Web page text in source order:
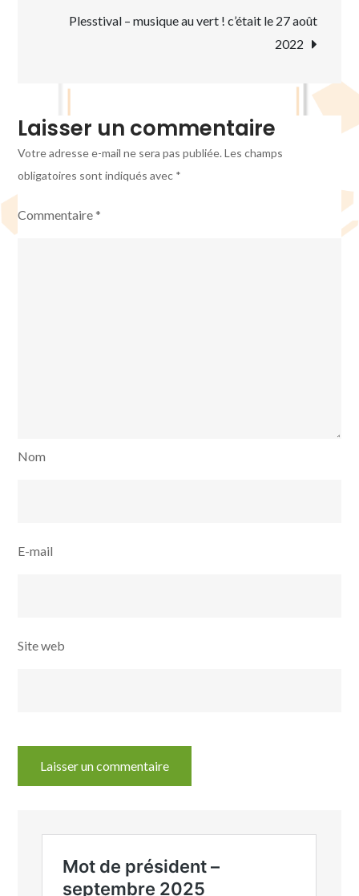
de
Plesstival – musique au vert ! c’était le 27 août
2022
Laisser un commentaire
Votre adresse e-mail ne sera pas publiée. Les champs
obligatoires sont indiqués avec *
Commentaire*
Nom
E-mail
Site web